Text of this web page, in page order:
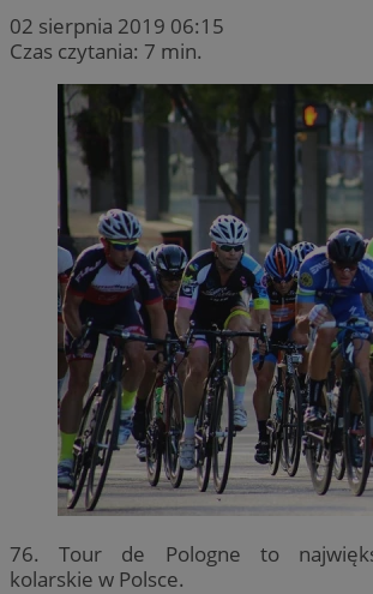
02 sierpnia 2019 06:15
Czas czytania: 7 min.
76. Tour de Pologne to
kolarskie w Polsce.